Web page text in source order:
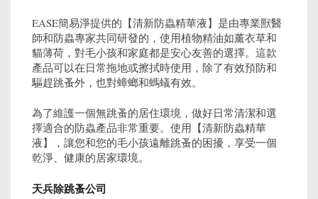
EASE簡易淨提供的【清新防蟲精華液】是由專業獸醫
師和防蟲專家共同研發的，使用植物精油如薰衣草和
貓薄荷，對毛小孩和家庭都是安心友善的選擇。這款
產品可以在日常拖地或擦拭時使用，除了有效預防和
驅趕跳蚤外，也對蟑螂和螞蟻有效。
為了維護一個無跳蚤的居住環境，做好日常清潔和選
擇適合的防蟲產品非常重要。使用【清新防蟲精華
液】，讓您和您的毛小孩遠離跳蚤的困擾，享受一個
乾淨、健康的居家環境。
天兵除跳蚤公司